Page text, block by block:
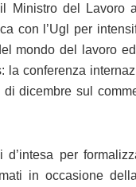
Ministro del Lavoro
con l’Ugl per
mondo del lavoro
la conferenza
dicembre sul
per
in occasione